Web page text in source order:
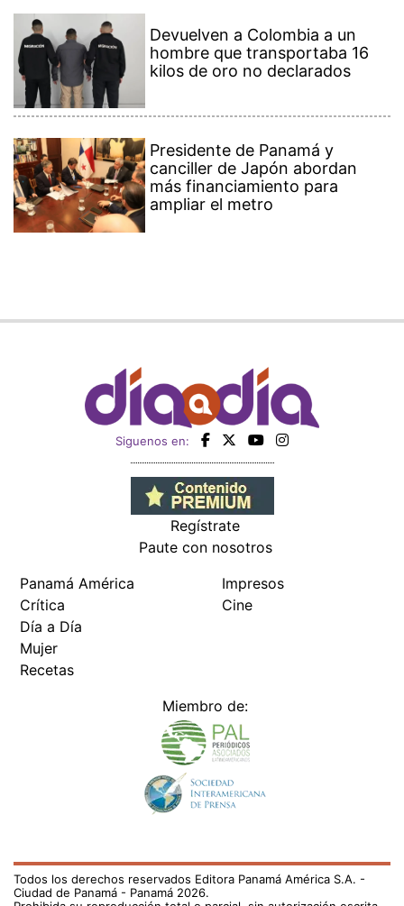
Devuelven a Colombia a un
hombre que transportaba 16
kilos de oro no declarados
Presidente de Panamá y
canciller de Japón abordan
más financiamiento para
ampliar el metro
Siguenos en:
Regístrate
Paute con nosotros
Panamá América
Crítica
Día a Día
Mujer
Recetas
Impresos
Cine
Miembro de:
Todos los derechos reservados Editora Panamá América S.A. -
Ciudad de Panamá - Panamá 2026.